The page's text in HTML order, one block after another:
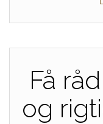
Få
og